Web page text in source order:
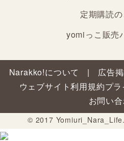
定期購読
yomiっこ販売
Narakko!について 広告
ウェブサイト利用規約プ
お問い
© 2017